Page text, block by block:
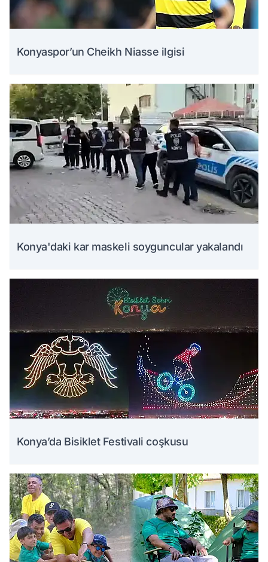
Konyaspor’un Cheikh Niasse ilgisi
Konya'daki kar maskeli soyguncular yakalandı
Konya’da Bisiklet Festivali coşkusu